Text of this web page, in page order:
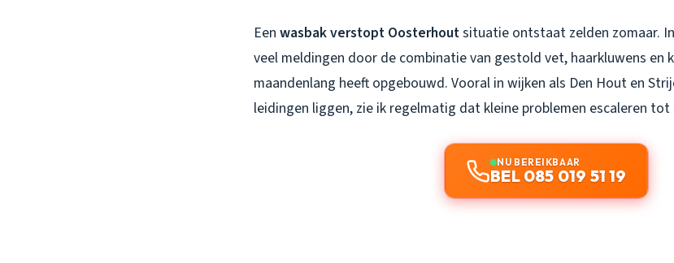
Een wasbak verstopt Oosterhoutsituatie ontstaat zelden zomaar.
veel meldingen door de combinatie van gestold vet, haarkluwens en
maandenlang heeft opgebouwd. Vooral in wijken als Den Hout en
leidingen liggen, zie ik regelmatig dat kleine problemen escaleren
NU BEREIKBAAR
BEL 085 019 51 19